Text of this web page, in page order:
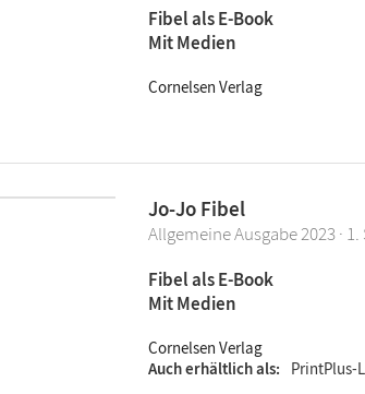
Fibel als E-Book
Mit Medien
Cornelsen Verlag
Jo-Jo Fibel
Allgemeine Ausgabe 2023 ·
Fibel als E-Book
Mit Medien
Cornelsen Verlag
Auch erhältlich als
PrintPlus-